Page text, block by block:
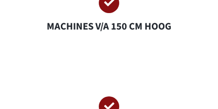
MACHINES V/A 150 CM HOOG